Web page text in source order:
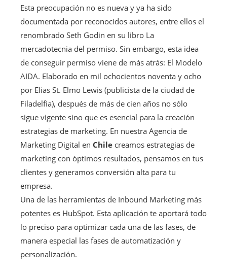
Esta preocupación no es nueva y ya ha sido
documentada por reconocidos autores, entre ellos el
renombrado Seth Godin en su libro La
mercadotecnia del permiso. Sin embargo, esta idea
de conseguir permiso viene de más atrás: El Modelo
AIDA. Elaborado en mil ochocientos noventa y ocho
por Elias St. Elmo Lewis (publicista de la ciudad de
Filadelfia), después de más de cien años no sólo
sigue vigente sino que es esencial para la creación
estrategias de marketing. En nuestra Agencia de
Marketing Digital en Chile creamos estrategias de
marketing con óptimos resultados, pensamos en tus
clientes y generamos conversión alta para tu
empresa.
Una de las herramientas de Inbound Marketing más
potentes es HubSpot. Esta aplicación te aportará todo
lo preciso para optimizar cada una de las fases, de
manera especial las fases de automatización y
personalización.